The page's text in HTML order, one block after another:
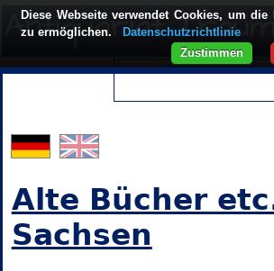
Alte Bücher
Sachsen
Diese Webseite verwendet Cookies, um
zu ermöglichen.
Datenschutzrichtlinie
Zustimmen